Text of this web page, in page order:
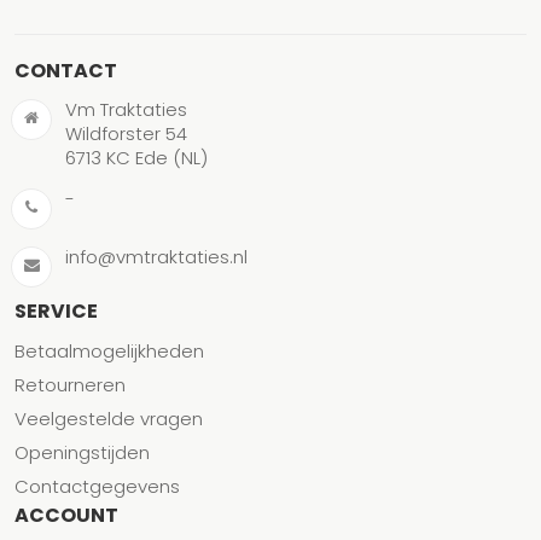
CONTACT
Vm Traktaties
Wildforster 54
6713 KC Ede (NL)
-
info@vmtraktaties.nl
SERVICE
Betaalmogelijkheden
Retourneren
Veelgestelde vragen
Openingstijden
Contactgegevens
ACCOUNT